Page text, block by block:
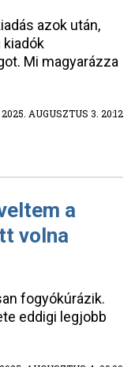
azok után,
kiadók
Mi magyarázza
2025. AUGUSZTUS 3. 20:12
a
volna
fogyókúrázik.
eddigi legjobb